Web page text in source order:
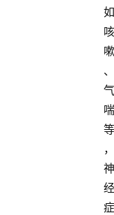
如
咳
嗽
、
气
喘
等
，
神
经
症